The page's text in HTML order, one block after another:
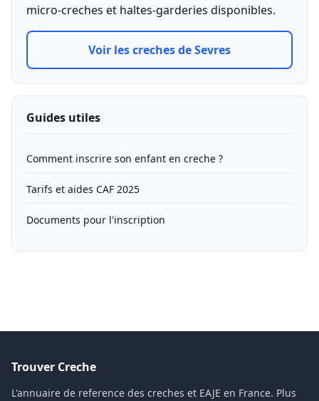
micro-creches et haltes-garderies disponibles.
Voir les creches de Sevres
Guides utiles
Comment inscrire son enfant en creche ?
Tarifs et aides CAF 2025
Documents pour l'inscription
Trouver Creche
L'annuaire de reference des creches et EAJE en France. Plus